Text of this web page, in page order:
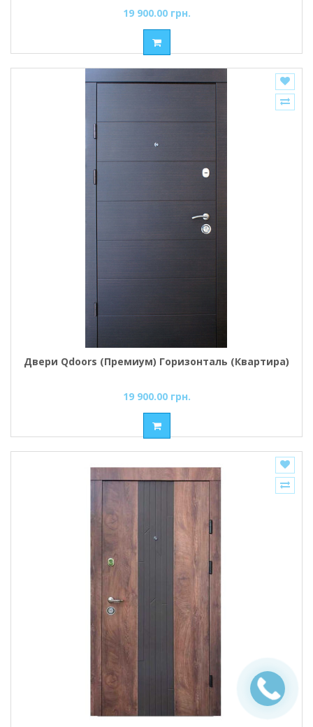
Чёрный короб в средине
19 900.00 грн.
Двери Qdoors (Премиум) Горизонталь (Квартира)
19 900.00 грн.